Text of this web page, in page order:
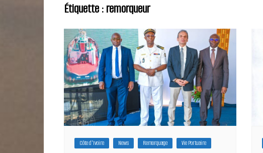
Étiquette :remorqueur
Côte d'Ivoire News Remorquage Vie Portuaire